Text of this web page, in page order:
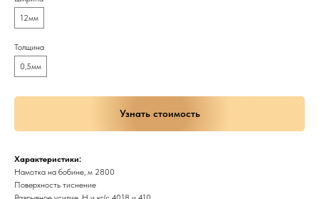
12мм
Толщина
0,5мм
Узнать стоимость
Характеристики:
Намотка на бобине, м 2800
Поверхность тиснение